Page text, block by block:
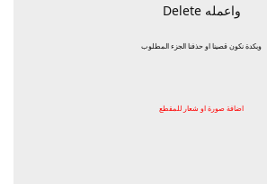
واعمله Delete
وبكدة نكون قصينا او حذفنا الجزء المطلوب
اضافة صورة او شعار للمقطع